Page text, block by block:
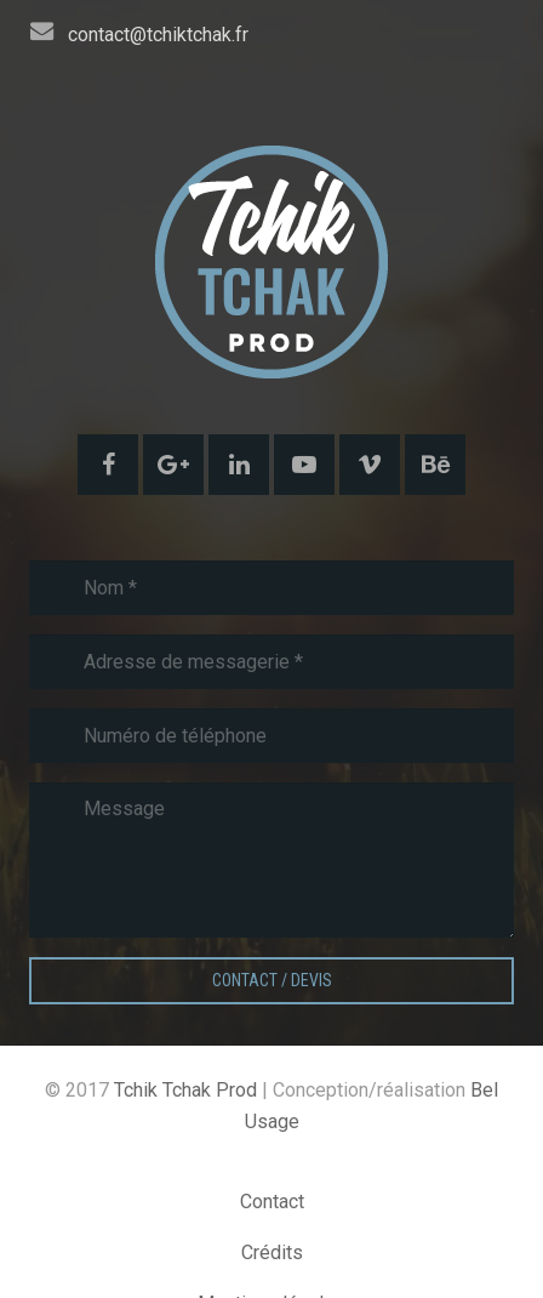
contact@tchiktchak.fr
CONTACT / DEVIS
© 2017 Tchik Tchak Prod | Conception/réalisation Bel
Usage
Contact
Crédits